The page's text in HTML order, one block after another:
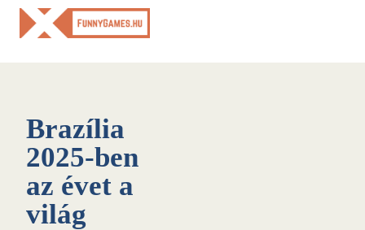
Skip
Brazília
2025-ben
az évet a
világ